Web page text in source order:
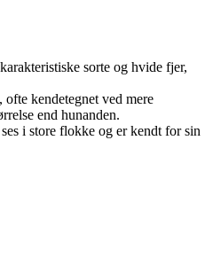
sorte og hvide fjer,
ofte kendetegnet ved mere
end hunanden.
i store flokke og er kendt for sin